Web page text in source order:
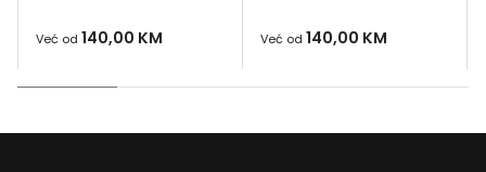
Već od 140,00 KM Već od 140,00 KM